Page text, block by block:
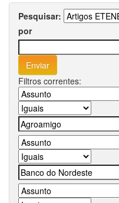
Pesquisar:
por
Filtros correntes: